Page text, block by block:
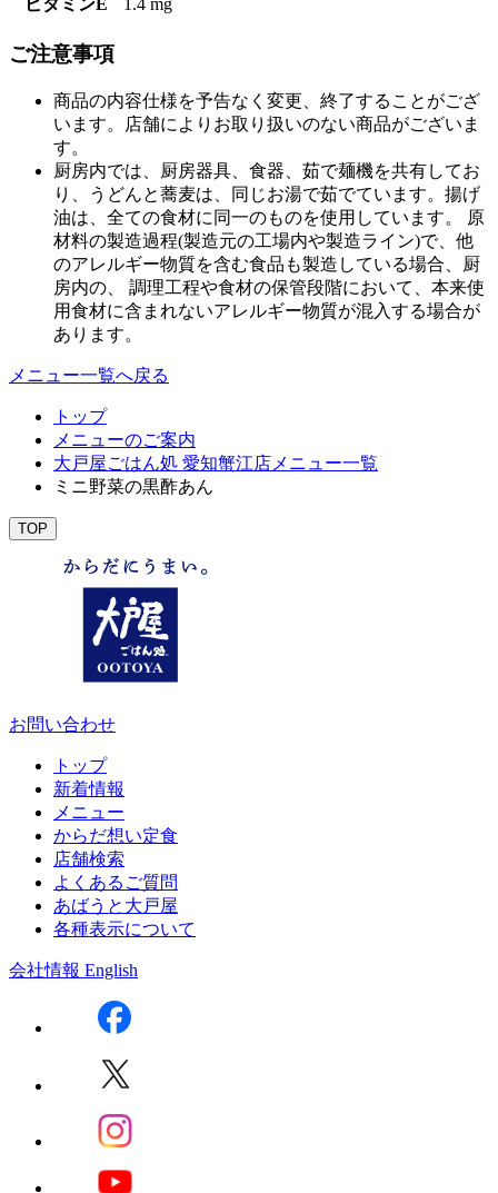
ご注意事項
商品の内容仕様を予告なく変更、終了することがござ
います。店舗によりお取り扱いのない商品がございま
す。
厨房内では、厨房器具、食器、茹で麺機を共有してお
り、うどんと蕎麦は、同じお湯で茹でています。揚げ
油は、全ての食材に同一のものを使用しています。 原
材料の製造過程(製造元の工場内や製造ライン)で、他
のアレルギー物質を含む食品も製造している場合、厨
房内の、 調理工程や食材の保管段階において、本来使
用食材に含まれないアレルギー物質が混入する場合が
あります。
メニュー一覧へ戻る
トップ
メニューのご案内
大戸屋ごはん処 愛知蟹江店メニュー一覧
ミニ野菜の黒酢あん
TOP
お問い合わせ
トップ
新着情報
メニュー
からだ想い定食
店舗検索
よくあるご質問
あばうと大戸屋
各種表示について
会社情報 English